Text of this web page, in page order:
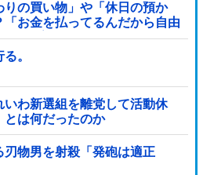
の買い物」や「休日の預か
「お金を払ってるんだから自由
「保育欠如のための施設」と諭
。
いわ新選組を離党して活動休
は何だったのか
物男を射殺「発砲は適正